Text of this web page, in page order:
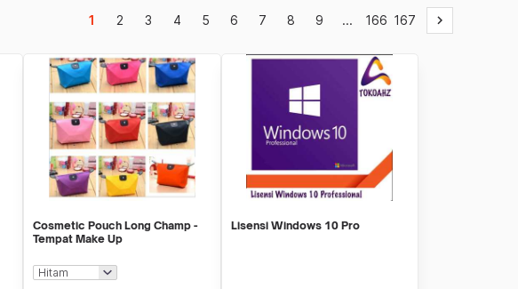
1 2 3 4 5 6 7 8 9 ... 166 167 keyboard_arrow_right
Cosmetic Pouch Long Champ -
Tempat Make Up
Lisensi Windows 10 Pro